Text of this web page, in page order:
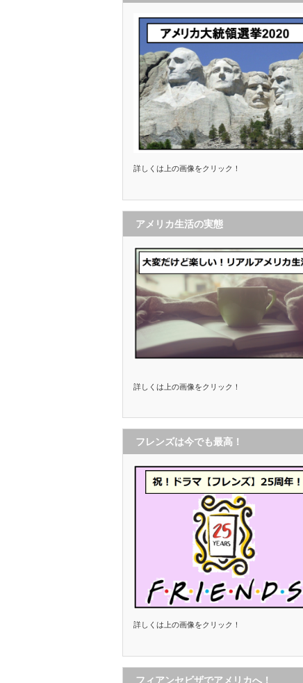
詳しくは上の画像をクリック！
アメリカ生活の実態
詳しくは上の画像をクリック！
フレンズは今でも最高！
詳しくは上の画像をクリック！
フィアンセビザでアメリカへ！